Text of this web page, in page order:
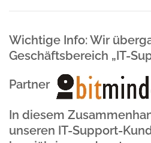
Wichtige Info: Wir
Geschäftsbereich „IT-
Partner
In diesem
unseren IT-Support-